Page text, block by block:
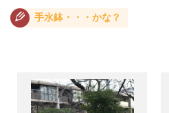
手水鉢・・・かな？